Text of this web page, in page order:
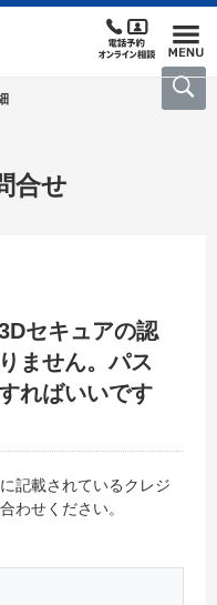
合せ
セキュアの認
ません。パス
ればいいです
記載されているクレジ
わせください。